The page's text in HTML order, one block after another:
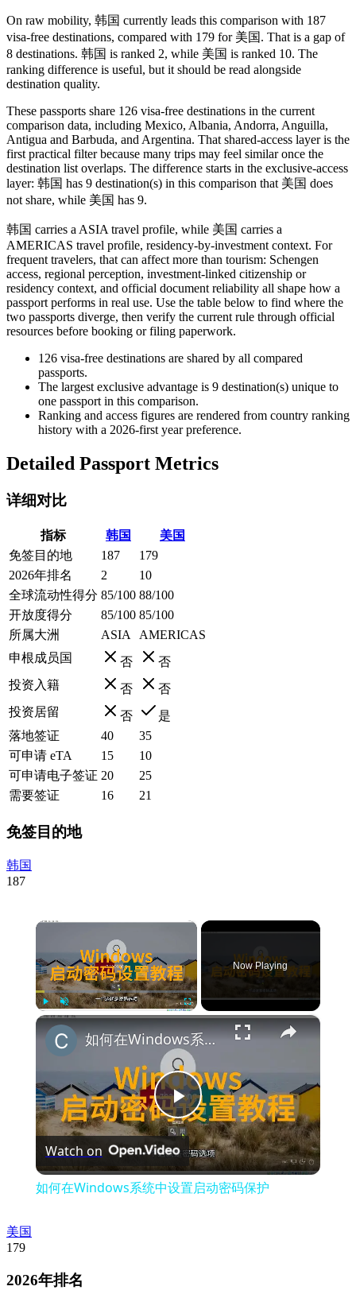
On raw mobility, 韩国 currently leads this comparison with 187
visa-free destinations, compared with 179 for 美国. That is a gap of
8 destinations. 韩国 is ranked 2, while 美国 is ranked 10. The
ranking difference is useful, but it should be read alongside
destination quality.
These passports share 126 visa-free destinations in the current
comparison data, including Mexico, Albania, Andorra, Anguilla,
Antigua and Barbuda, and Argentina. That shared-access layer is the
first practical filter because many trips may feel similar once the
destination list overlaps. The difference starts in the exclusive-access
layer: 韩国 has 9 destination(s) in this comparison that 美国 does
not share, while 美国 has 9.
韩国 carries a ASIA travel profile, while 美国 carries a
AMERICAS travel profile, residency-by-investment context. For
frequent travelers, that can affect more than tourism: Schengen
access, regional perception, investment-linked citizenship or
residency context, and official document reliability all shape how a
passport performs in real use. Use the table below to find where the
two passports diverge, then verify the current rule through official
resources before booking or filing paperwork.
126 visa-free destinations are shared by all compared
passports.
The largest exclusive advantage is 9 destination(s) unique to
one passport in this comparison.
Ranking and access figures are rendered from country ranking
history with a 2026-first year preference.
Detailed Passport Metrics
详细对比
指标 韩国
美国
免签目的地
187
179
2026年排名
2
10
全球流动性得分 85/100 88/100
开放度得分
85/100 85/100
所属大洲
ASIA
AMERICAS
申根成员国
否
否
投资入籍
否
否
投资居留
否
是
落地签证
40
35
可申请 eTA
15
10
可申请电子签证 20
25
需要签证
16 21
免签目的地
韩国
187
×
Play Unmute Fullscreen
Now Playing
×
Play
Video
如何在Windows系统中设置启动密码保护
Watch on
如何在Windows系统中设置启动密码保护
美国
179
2026年排名